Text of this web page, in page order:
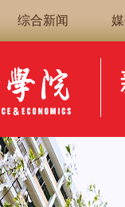
综合新闻